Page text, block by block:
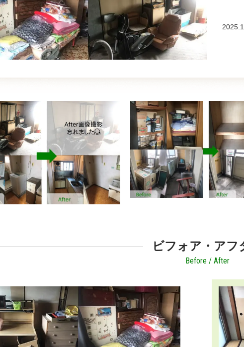
ビフォア・アフ
Before / After